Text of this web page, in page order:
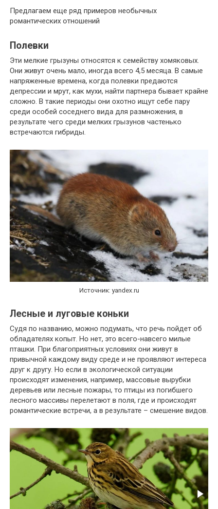
Предлагаем еще ряд примеров необычных
романтических отношений
Полевки
Эти мелкие грызуны относятся к семейству хомяковых.
Они живут очень мало, иногда всего 4,5 месяца. В самые
напряженные времена, когда полевки предаются
депрессии и мрут, как мухи, найти партнера бывает крайне
сложно. В такие периоды они охотно ищут себе пару
среди особей соседнего вида для размножения, в
результате чего среди мелких грызунов частенько
встречаются гибриды.
Источник: yandex.ru
Лесные и луговые коньки
Судя по названию, можно подумать, что речь пойдет об
обладателях копыт. Но нет, это всего-навсего милые
пташки. При благоприятных условиях они живут в
привычной каждому виду среде и не проявляют интереса
друг к другу. Но если в экологической ситуации
происходят изменения, например, массовые вырубки
деревьев или лесные пожары, то птицы из погибшего
лесного массивы перелетают в поля, где и происходят
романтические встречи, а в результате – смешение видов.